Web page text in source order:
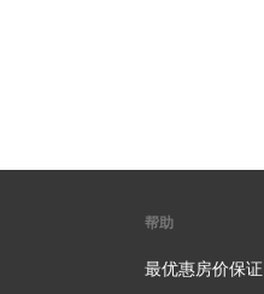
帮助
最优惠房价保证